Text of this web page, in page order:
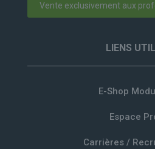
Vente exclusivement aux
LIENS
E-Shop
Espace
Carrières /